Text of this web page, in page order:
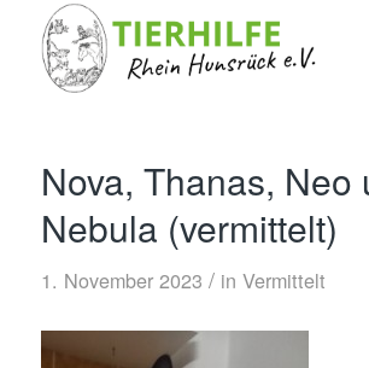
Nova, Thanas, Neo
Nebula (vermittelt)
1. November 2023 / in Vermittelt